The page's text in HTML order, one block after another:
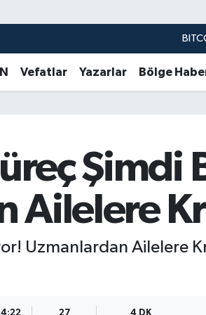
Vefatlar Yazarlar Bölge
Şimdi
Ailelere
Uzmanlardan Ailelere
27 4 DK